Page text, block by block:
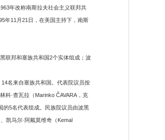
年改称南斯拉夫社会主义联邦共
年11月21日，在美国主持下，南斯
联邦和塞族共和国2个实体组成；波
名来自塞族共和国。代表院议员按
科·查瓦拉（Marinko ČAVARA，克
的5名代表组成。民族院议员由波黑
凯马尔·阿戴莫维奇（Kemal